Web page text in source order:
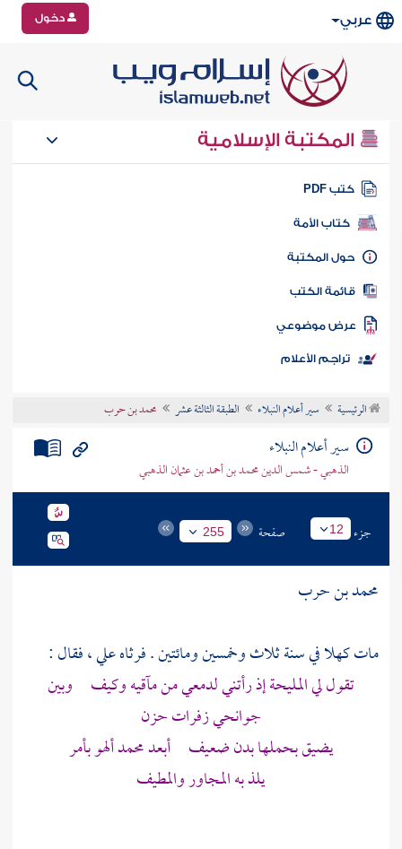
عربي دخول
المكتبة الإسلامية
كتب PDF
كتاب الأمة
المكتبة
الكتب
موضوعي
تراجم الأعلام
الرئيسية سير أعلام النبلاء الطبقة الثالثة عشر محمد بن حرب
سير أعلام النبلاء
الذهبي - شمس الدين محمد بن أحمد بن عثمان الذهبي
جزء 12 صفحة 255
محمد بن حرب
مات كهلا في سنة ثلاث وخمسين ومائتين . فرثاهعلي، فقال :
تقول لي المليحة إذ رأتني لدمعي من مآقيه وكيف وبين
جوانحي زفرات حزن
يضيق بحملها بدن ضعيف أبعدمحمدألهو بأمر
يلذ به المجاور والمطيف